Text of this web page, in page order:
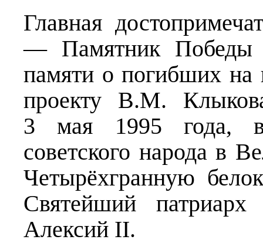
Главная
— Памятник Победы
памяти о погибших
проекту В.М.
3 мая 1995 года,
советского народа в
Четырёхгранную
Святейший
Алексий II.